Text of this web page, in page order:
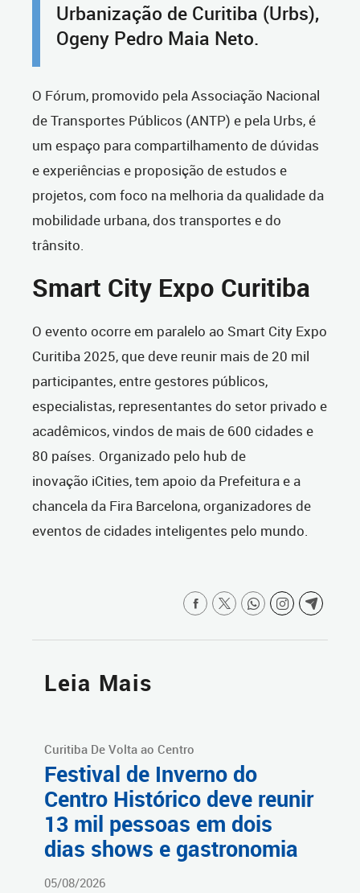
Urbanização de Curitiba (Urbs),
Ogeny Pedro Maia Neto.
O Fórum, promovido pela Associação Nacional
de Transportes Públicos (ANTP) e pela Urbs, é
um espaço para compartilhamento de dúvidas
e experiências e proposição de estudos e
projetos, com foco na melhoria da qualidade da
mobilidade urbana, dos transportes e do
trânsito.
Smart City Expo Curitiba
O evento ocorre em paralelo ao Smart City Expo
Curitiba 2025, que deve reunir mais de 20 mil
participantes, entre gestores públicos,
especialistas, representantes do setor privado e
acadêmicos, vindos de mais de 600 cidades e
80 países. Organizado pelo hub de
inovação iCities, tem apoio da Prefeitura e a
chancela da Fira Barcelona, organizadores de
eventos de cidades inteligentes pelo mundo.
Leia Mais
Curitiba De Volta ao Centro
Festival de Inverno do
Centro Histórico deve reunir
13 mil pessoas em dois
dias shows e gastronomia
05/08/2026